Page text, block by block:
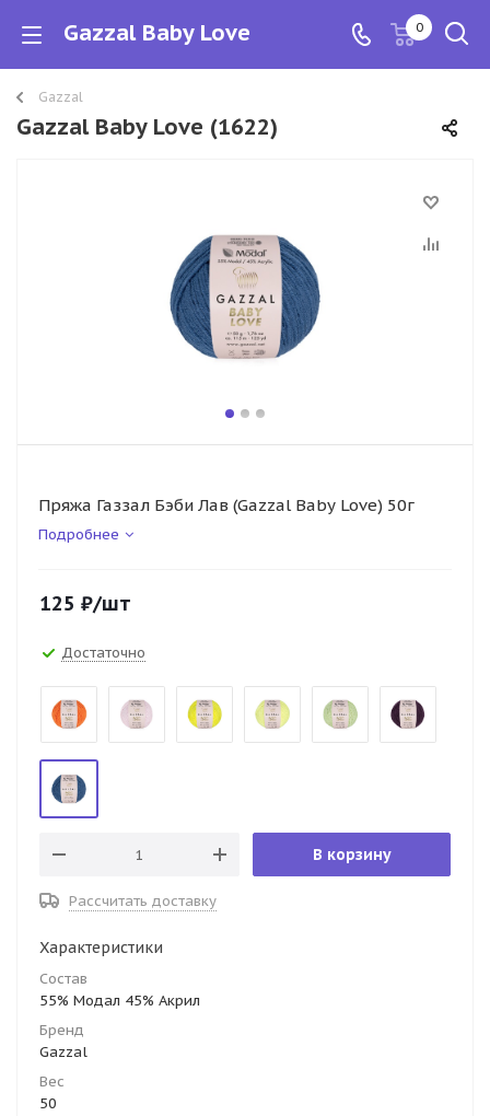
Gazzal Baby Love 0
Gazzal
Gazzal Baby Love (1622)
Пряжа Газзал Бэби Лав (Gazzal Baby Love) 50г
Подробнее
125 ₽/шт
Достаточно
В корзину
Рассчитать доставку
Характеристики
Состав
55% Модал 45% Акрил
Бренд
Gazzal
Вес
50